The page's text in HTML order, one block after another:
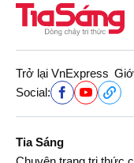
Trở lại VnExpress
Social:
Tia Sáng